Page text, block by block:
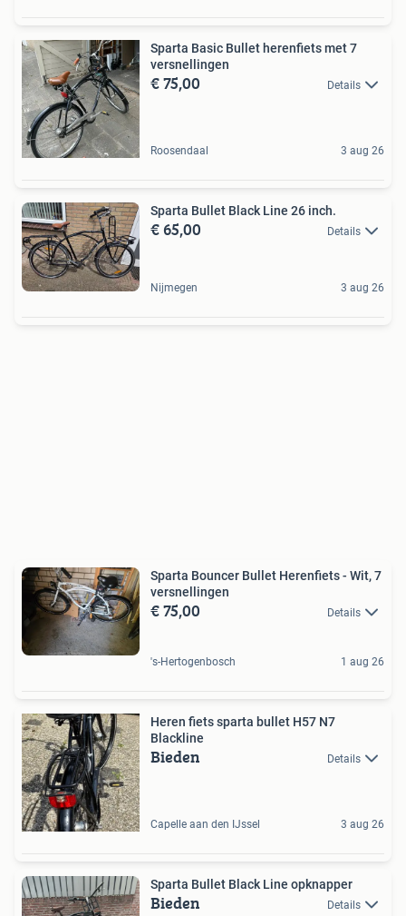
Sparta Basic Bullet herenfiets met 7
versnellingen
€ 75,00 Details
Roosendaal 3 aug 26
Sparta Bullet Black Line 26 inch.
€ 65,00 Details
Nijmegen 3 aug 26
Sparta Bouncer Bullet Herenfiets - Wit, 7
versnellingen
€ 75,00 Details
's-Hertogenbosch 1 aug 26
Heren fiets sparta bullet H57 N7
Blackline
Bieden Details
Capelle aan den IJssel 3 aug 26
Sparta Bullet Black Line opknapper
Bieden Details